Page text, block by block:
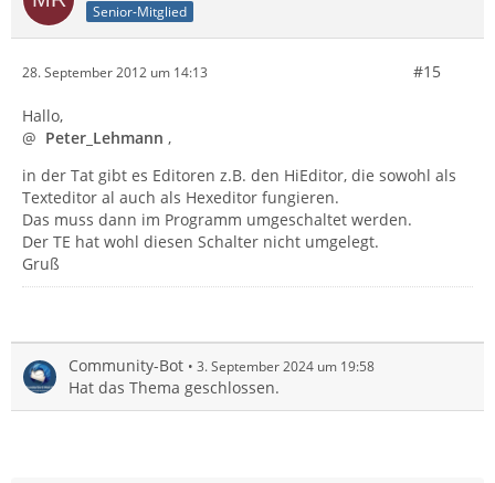
Senior-Mitglied
28. September 2012 um 14:13 #15
Hallo,
@ Peter_Lehmann ,
in der Tat gibt es Editoren z.B. den HiEditor, die sowohl als
Texteditor al auch als Hexeditor fungieren.
Das muss dann im Programm umgeschaltet werden.
Der TE hat wohl diesen Schalter nicht umgelegt.
Gruß
Community-Bot 3. September 2024 um 19:58
Hat das Thema geschlossen.